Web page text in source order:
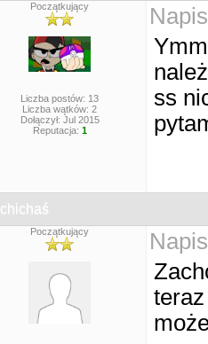
Początkujący
Liczba postów: 13
Liczba wątków: 2
Dołączył: Jul 2015
Reputacja: 1
ss
chichaś
Początkujący